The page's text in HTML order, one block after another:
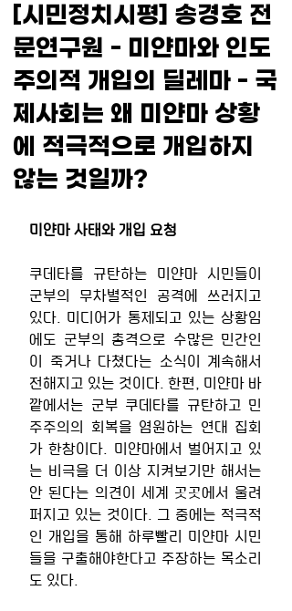
[시민정치시평] 송경호 전
문연구원 - 미얀마와 인도
주의적 개입의 딜레마 - 국
제사회는 왜 미얀마 상황
에 적극적으로 개입하지
않는 것일까?
미얀마 사태와 개입 요청
쿠데타를 규탄하는 미얀마 시민들이
군부의 무차별적인 공격에 쓰러지고
있다. 미디어가 통제되고 있는 상황임
에도 군부의 총격으로 수많은 민간인
이 죽거나 다쳤다는 소식이 계속해서
전해지고 있는 것이다. 한편, 미얀마 바
깥에서는 군부 쿠데타를 규탄하고 민
주주의의 회복을 염원하는 연대 집회
가 한창이다. 미얀마에서 벌어지고 있
는 비극을 더 이상 지켜보기만 해서는
안 된다는 의견이 세계 곳곳에서 울려
퍼지고 있는 것이다. 그 중에는 적극적
인 개입을 통해 하루빨리 미얀마 시민
들을 구출해야한다고 주장하는 목소리
도 있다.